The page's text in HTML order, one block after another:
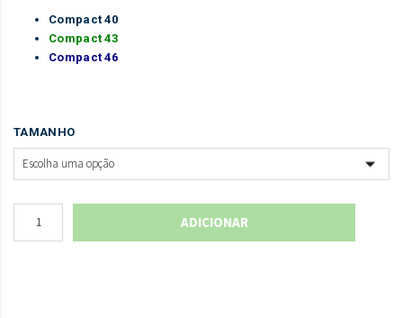
Compact 40
Compact 43
Compact 46
TAMANHO
ADICIONAR